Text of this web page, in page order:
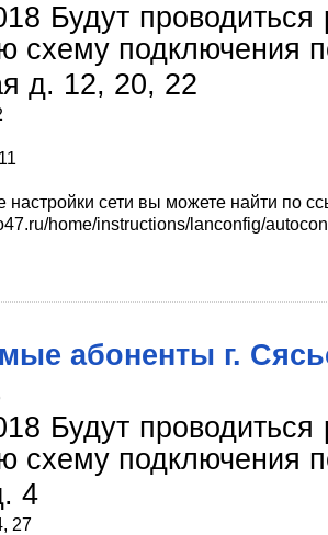
Будут
схему подключения
д. 12, 20, 22
настройки сети вы можете найти по
home/instructions/lanconfig/
абоненты г.
Будут
схему подключения
4
27